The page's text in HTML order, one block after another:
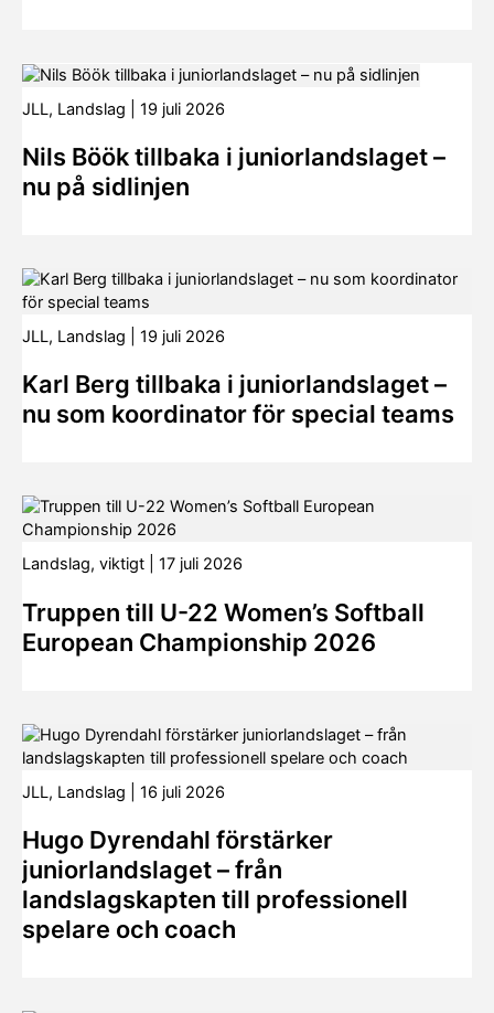
JLL, Landslag 19 juli 2026
Nils Böök tillbaka i juniorlandslaget –
nu på sidlinjen
JLL, Landslag 19 juli 2026
Karl Berg tillbaka i juniorlandslaget –
nu som koordinator för special teams
Landslag, viktigt 17 juli 2026
Truppen till U-22 Women’s Softball
European Championship 2026
JLL, Landslag 16 juli 2026
Hugo Dyrendahl förstärker
juniorlandslaget – från
landslagskapten till professionell
spelare och coach